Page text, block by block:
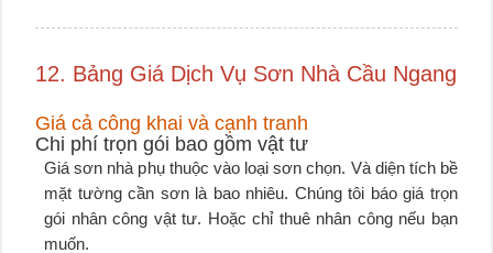
12. Bảng Giá Dịch Vụ Sơn Nhà Cầu Ngang
Giá cả công khai và cạnh tranh
Chi phí trọn gói bao gồm vật tư
Giá sơn nhà phụ thuộc vào loại sơn chọn. Và diện tích bề
mặt tường cần sơn là bao nhiêu. Chúng tôi báo giá trọn
gói nhân công vật tư. Hoặc chỉ thuê nhân công nếu bạn
muốn.